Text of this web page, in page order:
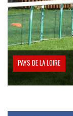
PAYS DE LA LOIRE